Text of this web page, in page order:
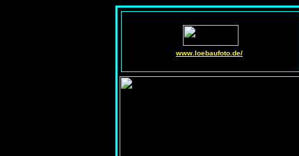
www.loebaufoto.de/